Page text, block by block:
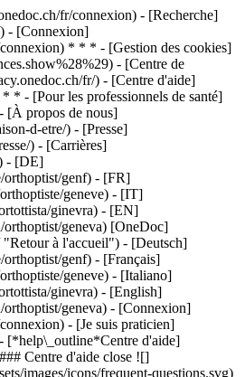
fr/connexion) - [Recherche]
- [Connexion]
* * * - [Gestion des cookies]
- [Centre de
fr/) - [Centre d'aide]
* - [Pour les professionnels de santé]
[À propos de nous]
d-etre/) - [Presse]
) - [Carrières]
- [DE]
orthoptist/genf) - [FR]
geneve) - [IT]
ginevra) - [EN]
geneva) [OneDoc]
à l'accueil") - [Deutsch]
genf) - [Français]
geneve) - [Italiano]
ginevra) - [English]
geneva) - [Connexion]
- [Je suis praticien]
- [*help\_outline*Centre d'aide]
Centre d'aide close ![]
images/icons/frequent-questions.svg)